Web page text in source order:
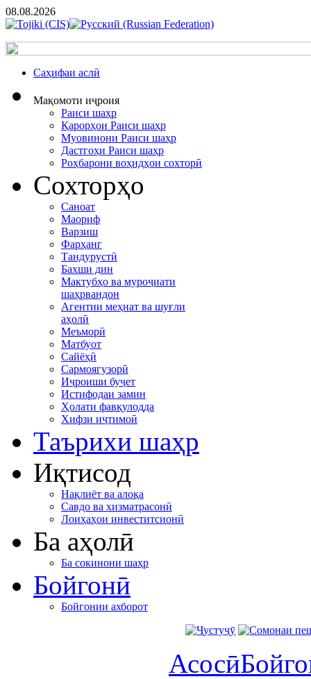
08.08.2026
Cаҳифаи аслӣ
Мақомоти иҷроия
Раиси шаҳр
Қарорҳои Раиси шаҳр
Муовинони Раиси шаҳр
Дастгоҳи Раиси шаҳр
Роҳбарони воҳидҳои сохторӣ
Сохторҳо
Саноат
Маориф
Варзиш
Фарҳанг
Тандурустӣ
Бахши дин
Мактубҳо ва муроҷиати
шаҳрвандон
Агентии меҳнат ва шуғли
аҳолӣ
Меъморӣ
Матбуот
Сайёҳӣ
Сармоягузорӣ
Иҷроиши буҷет
Истифодаи замин
Ҳолати фавқулодда
Хифзи иҷтимоӣ
Таърихи шаҳр
Иқтисод
Нақлиёт ва алоқа
Савдо ва хизматрасонӣ
Лоиҳаҳои инвеститсионӣ
Ба аҳолӣ
Ба сокинони шаҳр
Бойгонӣ
Бойгонии ахборот
Асосӣ